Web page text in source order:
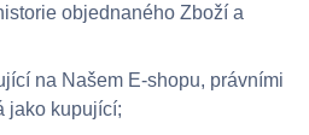
objednaného Zboží a
na Našem E-shopu, právními
jako kupující;